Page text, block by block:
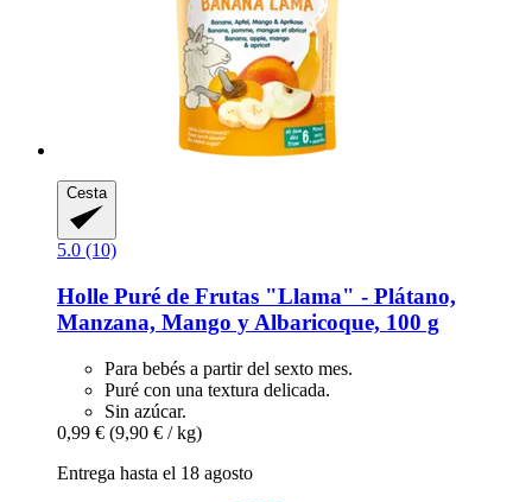
Cesta
5.0 (10)
Holle Puré de Frutas "Llama" -​ Plátano,
Manzana, Mango y Albaricoque, 100 g
Para bebés a partir del sexto mes.
Puré con una textura delicada.
Sin azúcar.
0,99 € (9,90 € / kg)
Entrega hasta el 18 agosto